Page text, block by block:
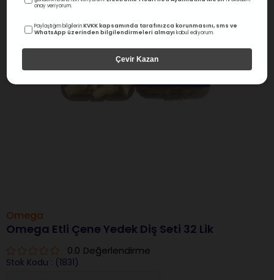
Omega
Omega Etli Çene Yedek Diş Seti 32 Lik
0.0 Değerlendirme
Stok Kodu (1831)
onay veriyorum.
Paylaştığım bilgilerinKVKK kapsamında tarafınızca korunmasını, sms ve
WhatsApp üzerinden bilgilendirmeleri almayı kabul ediyorum.
Çevir Kazan